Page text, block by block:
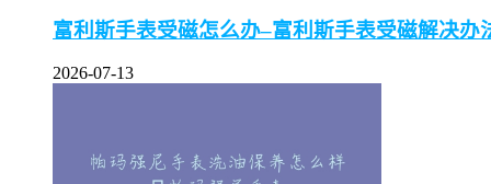
富利斯手表受磁怎么办–富利斯手表受磁解决办
2026-07-13